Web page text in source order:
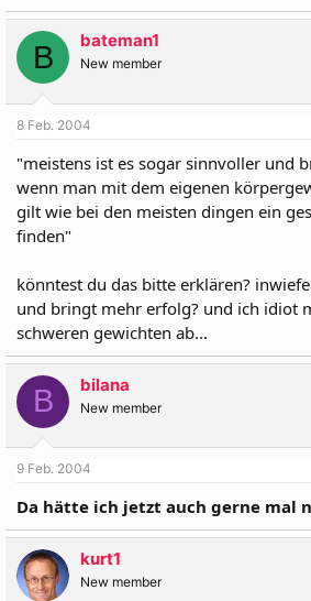
B bateman1
New member
8 Feb. 2004
"meistens ist es sogar sinnvoller und
wenn man mit dem eigenen
gilt wie bei den meisten dingen ein
finden"
könntest du das bitte erklären?
und bringt mehr erfolg? und ich idiot
schweren gewichten ab...
B bilana
New member
9 Feb. 2004
Da hätte ich jetzt auch gerne mal
kurt1
New member